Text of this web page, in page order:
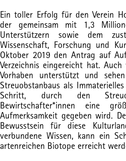
Ein toller Erfolg für den Verein
der gemeinsam mit 1,3
Unterstützern sowie dem
Wissenschaft, Forschung und
Oktober 2019 den Antrag auf
Verzeichnis eingereicht hat.
Vorhaben unterstützt und
Streuobstanbaus als
Schritt, durch den
Bewirtschafter*innen eine
Aufmerksamkeit gegeben wird.
Bewusstsein für diese
verbundene Wissen, kann ein
artenreichen Biotope erreicht